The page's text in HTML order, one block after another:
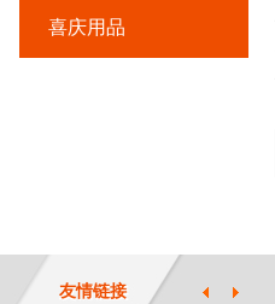
喜庆用品
友情链接